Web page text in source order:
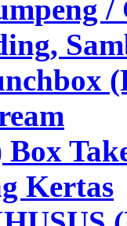
/
Kertas